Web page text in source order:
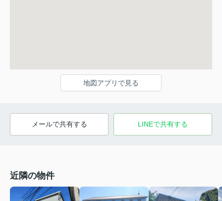
地図アプリで見る
メールで共有する LINEで共有する
近隣の物件